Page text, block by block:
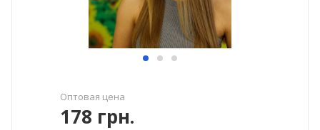
Оптовая цена
178 грн.